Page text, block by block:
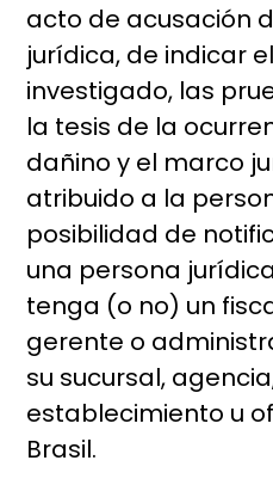
acto de acusación
jurídica, de indicar
investigado, las
la tesis de la
dañino y el marco
atribuido a la
posibilidad de
una persona
tenga (o no) un
gerente o
su sucursal,
establecimiento u
Brasil.